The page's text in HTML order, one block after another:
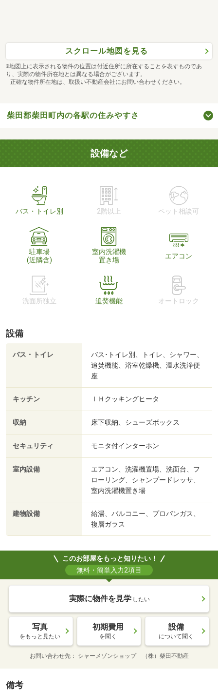
スクロール地図を見る
※地図上に表示される物件の位置は付近住所に所在することを表すものであ
り、実際の物件所在地とは異なる場合がございます。
正確な物件所在地は、取扱い不動産会社にお問い合わせください。
柴田郡柴田町内の各駅の住みやすさ
設備など
バス・トイレ別 2階以上 ペット相談可
駐車場
(近隣含)
室内洗濯機
置き場
エアコン
洗面所独立 追焚機能 オートロック
設備
バス・トイレ
バス･トイレ別、トイレ、シャワー、
追焚機能、浴室乾燥機、温水洗浄便
座
キッチン ＩＨクッキングヒータ
収納 床下収納、シューズボックス
セキュリティ モニタ付インターホン
室内設備
エアコン、洗濯機置場、洗面台、フ
ローリング、シャンプードレッサ、
室内洗濯機置き場
建物設備
給湯、バルコニー、プロパンガス、
複層ガラス
このお部屋をもっと知りたい！
無料・簡単入力2項目
実際に物件を見学 したい
写真
をもっと見たい
初期費用
を聞く
設備
について聞く
お問い合わせ先 シャーメゾンショップ （株）柴田不動産
備考